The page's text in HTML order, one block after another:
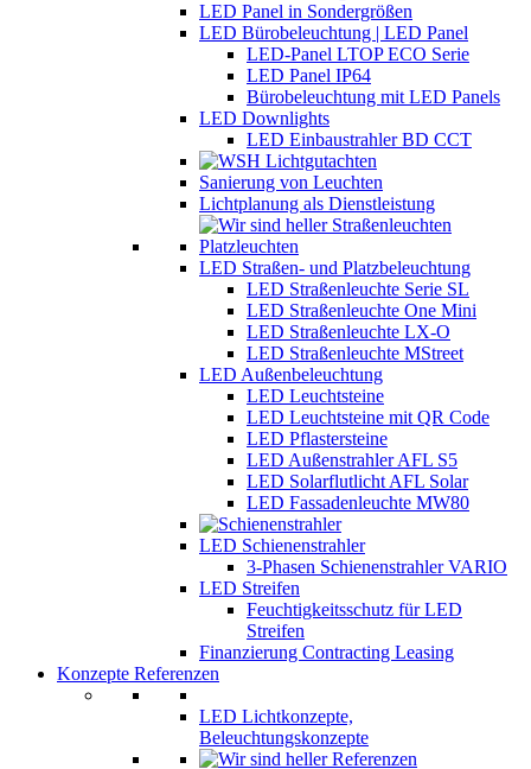
LED Panel in Sondergrößen
LED Bürobeleuchtung | LED Panel
LED-Panel LTOP ECO Serie
LED Panel IP64
Bürobeleuchtung mit LED Panels
LED Downlights
LED Einbaustrahler BD CCT
Sanierung von Leuchten
Lichtplanung als Dienstleistung
LED Straßen- und Platzbeleuchtung
LED Straßenleuchte Serie SL
LED Straßenleuchte One Mini
LED Straßenleuchte LX-O
LED Straßenleuchte MStreet
LED Außenbeleuchtung
LED Leuchtsteine
LED Leuchtsteine mit QR Code
LED Pflastersteine
LED Außenstrahler AFL S5
LED Solarflutlicht AFL Solar
LED Fassadenleuchte MW80
LED Schienenstrahler
3-Phasen Schienenstrahler VARIO
LED Streifen
Feuchtigkeitsschutz für LED
Streifen
Finanzierung Contracting Leasing
Konzepte Referenzen
LED Lichtkonzepte,
Beleuchtungskonzepte